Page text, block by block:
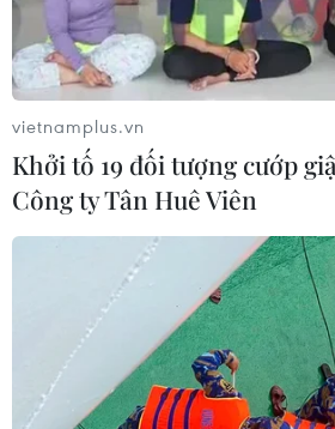
Xem trực tiếp trận Việt
vòng loại World Cup 2022
19/11/2019 08:48
Đội tuyển Việt Nam sẽ tiếp tục
World 2022 bằng cuộc đón tiếp
sân vận động quốc gia Mỹ Đình.
vietnamplus.vn
Khởi tố 19 đối tượng cướp
Công ty Tân Huê Viên